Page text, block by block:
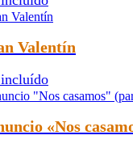
Valentín
«Nos